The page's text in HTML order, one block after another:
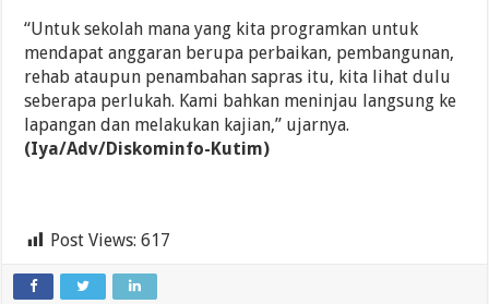
“Untuk sekolah mana yang kita programkan untuk
mendapat anggaran berupa perbaikan, pembangunan,
rehab ataupun penambahan sapras itu, kita lihat dulu
seberapa perlukah. Kami bahkan meninjau langsung ke
lapangan dan melakukan kajian,” ujarnya.
(Iya/Adv/Diskominfo-Kutim)
Post Views: 617